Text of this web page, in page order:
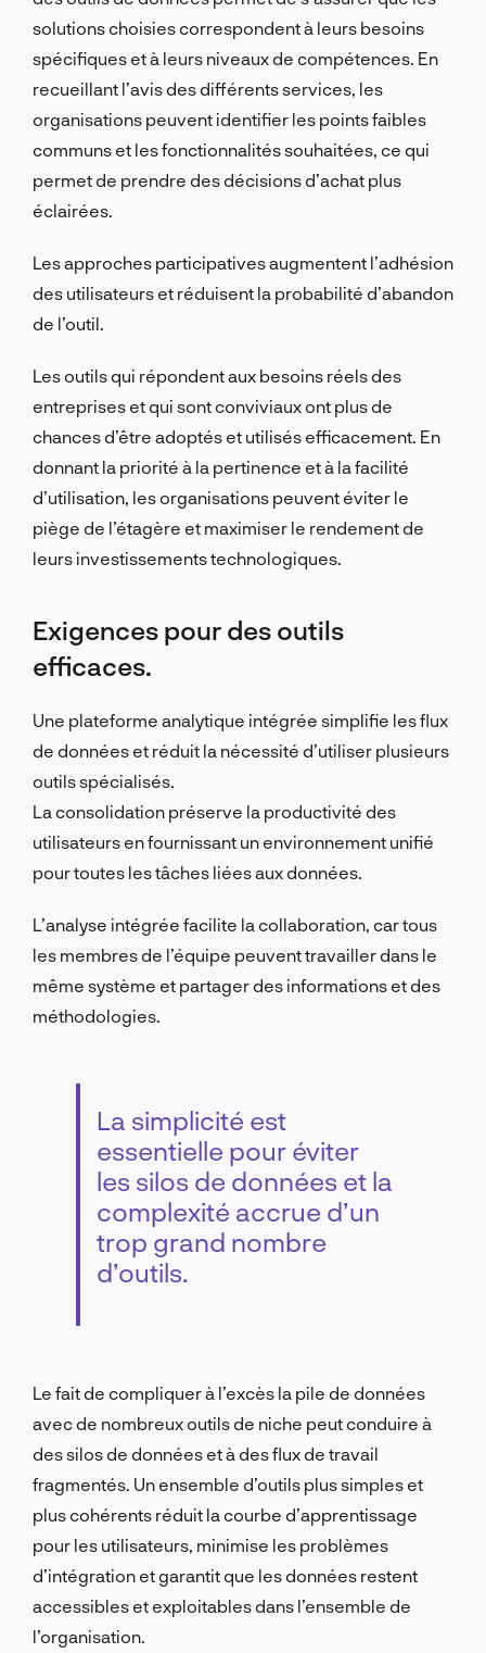
solutions choisies correspondent à leurs besoins
spécifiques et à leurs niveaux de compétences. En
recueillant l’avis des différents services, les
organisations peuvent identifier les points faibles
communs et les fonctionnalités souhaitées, ce qui
permet de prendre des décisions d’achat plus
éclairées.
Les approches participatives augmentent l’adhésion
des utilisateurs et réduisent la probabilité d’abandon
de l’outil.
Les outils qui répondent aux besoins réels des
entreprises et qui sont conviviaux ont plus de
chances d’être adoptés et utilisés efficacement. En
donnant la priorité à la pertinence et à la facilité
d’utilisation, les organisations peuvent éviter le
piège de l’étagère et maximiser le rendement de
leurs investissements technologiques.
Exigences pour des outils
efficaces.
Une plateforme analytique intégrée simplifie les flux
de données et réduit la nécessité d’utiliser plusieurs
outils spécialisés.
La consolidation préserve la productivité des
utilisateurs en fournissant un environnement unifié
pour toutes les tâches liées aux données.
L’analyse intégrée facilite la collaboration, car tous
les membres de l’équipe peuvent travailler dans le
même système et partager des informations et des
méthodologies.
La simplicité est
essentielle pour éviter
les silos de données et la
complexité accrue d’un
trop grand nombre
d’outils.
Le fait de compliquer à l’excès la pile de données
avec de nombreux outils de niche peut conduire à
des silos de données et à des flux de travail
fragmentés. Un ensemble d’outils plus simples et
plus cohérents réduit la courbe d’apprentissage
pour les utilisateurs, minimise les problèmes
d’intégration et garantit que les données restent
accessibles et exploitables dans l’ensemble de
l’organisation.